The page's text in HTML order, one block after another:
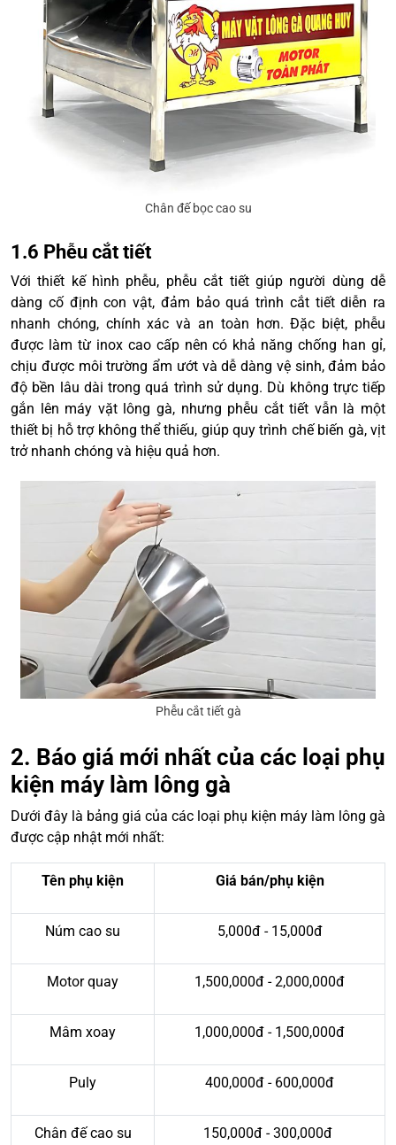
Chân đế bọc cao su
1.6 Phễu cắt tiết
Với thiết kế hình phễu, phễu cắt tiết giúp người dùng dễ
dàng cố định con vật, đảm bảo quá trình cắt tiết diễn ra
nhanh chóng, chính xác và an toàn hơn. Đặc biệt, phễu
được làm từ inox cao cấp nên có khả năng chống han gỉ,
chịu được môi trường ẩm ướt và dễ dàng vệ sinh, đảm bảo
độ bền lâu dài trong quá trình sử dụng. Dù không trực tiếp
gắn lên máy vặt lông gà, nhưng phễu cắt tiết vẫn là một
thiết bị hỗ trợ không thể thiếu, giúp quy trình chế biến gà, vịt
trở nhanh chóng và hiệu quả hơn.
Phễu cắt tiết gà
2. Báo giá mới nhất của các loại phụ
kiện máy làm lông gà
Dưới đây là bảng giá của các loại phụ kiện máy làm lông gà
được cập nhật mới nhất:
Tên phụ kiện Giá bán/phụ kiện
Núm cao su 5,000đ - 15,000đ
Motor quay 1,500,000đ - 2,000,000đ
Mâm xoay 1,000,000đ - 1,500,000đ
Puly 400,000đ - 600,000đ
Chân đế cao su 150,000đ - 300,000đ